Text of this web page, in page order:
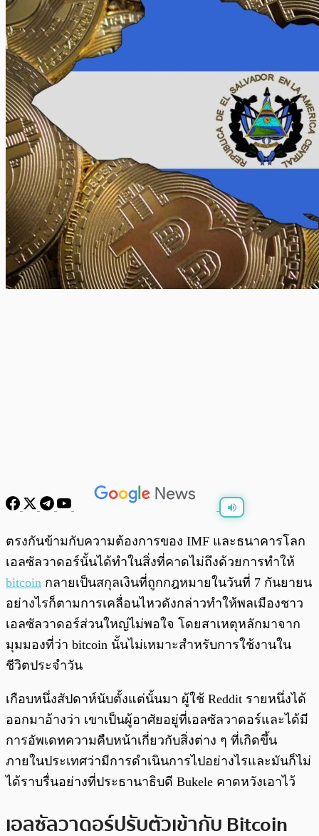
พร้อมเล่น 0:00
ตรงกันข้ามกับความต้องการของ IMF และธนาคารโลก
เอลซัลวาดอร์นั้นได้ทำในสิ่งที่คาดไม่ถึงด้วยการทำให้
bitcoin กลายเป็นสกุลเงินที่ถูกกฎหมายในวันที่ 7 กันยายน
อย่างไรก็ตามการเคลื่อนไหวดังกล่าวทำให้พลเมืองชาว
เอลซัลวาดอร์ส่วนใหญ่ไม่พอใจ โดยสาเหตุหลักมาจาก
มุมมองที่ว่า bitcoin นั้นไม่เหมาะสำหรับการใช้งานใน
ชีวิตประจำวัน
เกือบหนึ่งสัปดาห์นับตั้งแต่นั้นมา ผู้ใช้ Reddit รายหนึ่งได้
ออกมาอ้างว่า เขาเป็นผู้อาศัยอยู่ที่เอลซัลวาดอร์และได้มี
การอัพเดทความคืบหน้าเกี่ยวกับสิ่งต่าง ๆ ที่เกิดขึ้น
ภายในประเทศว่ามีการดำเนินการไปอย่างไรและมันก็ไม่
ได้ราบรื่นอย่างที่ประธานาธิบดี Bukele คาดหวังเอาไว้
เอลซัลวาดอร์ปรับตัวเข้ากับ Bitcoin